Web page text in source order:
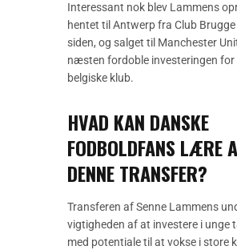
Interessant nok blev Lammens
hentet til Antwerp fra Club
siden, og salget til Manchester
næsten fordoble investeringen for
belgiske klub.
HVAD KAN DANSKE
FODBOLDFANS LÆRE
DENNE TRANSFER?
Transferen af Senne Lammens
vigtigheden af at investere i unge
med potentiale til at vokse i store